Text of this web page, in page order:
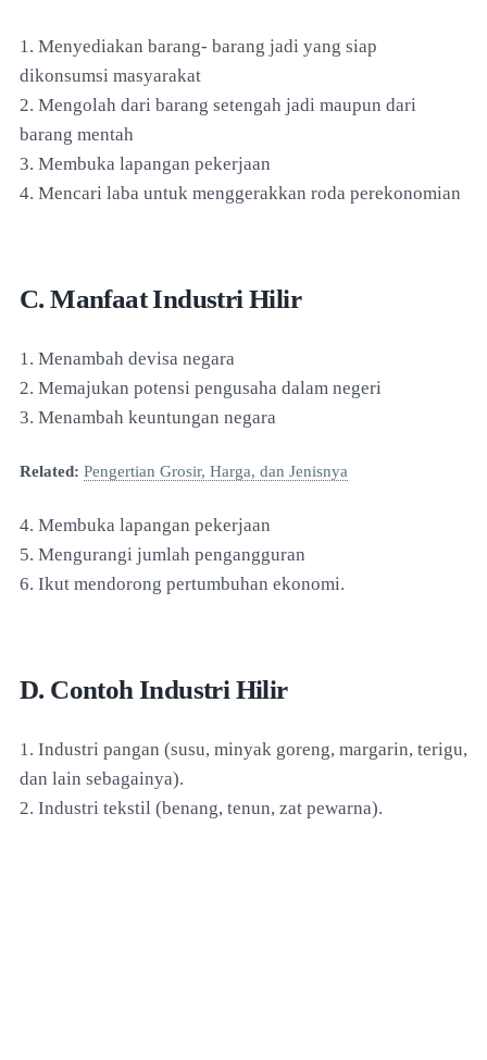
1. Menyediakan barang- barang jadi yang siap
dikonsumsi masyarakat
2. Mengolah dari barang setengah jadi maupun dari
barang mentah
3. Membuka lapangan pekerjaan
4. Mencari laba untuk menggerakkan roda perekonomian
C. Manfaat Industri Hilir
1. Menambah devisa negara
2. Memajukan potensi pengusaha dalam negeri
3. Menambah keuntungan negara
Related: Pengertian Grosir, Harga, dan Jenisnya
4. Membuka lapangan pekerjaan
5. Mengurangi jumlah pengangguran
6. Ikut mendorong pertumbuhan ekonomi.
D. Contoh Industri Hilir
1. Industri pangan (susu, minyak goreng, margarin, terigu,
dan lain sebagainya).
2. Industri tekstil (benang, tenun, zat pewarna).